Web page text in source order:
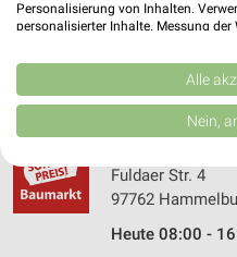
BayWa AG
Nürnberger Str.
Fuldaer Str. 4
97762
Heute 08:00 -
Personalisierung von Inhalten.
personalisierter Inhalte. Messung der
Kombinationen von Daten aus
Verbesserung der Angebote.
von Inhalten.
Daten können außerhalb der
USA gesendet werden.
Website/App.
Partnerliste anzeigen (1 IAB-
Wir nutzen Ihre Daten für folgende
Alle
Nein,